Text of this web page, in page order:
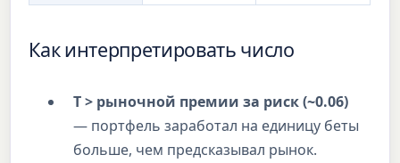
Как интерпретировать число
T > рыночной премии за риск (~0.06)
— портфель заработал на единицу беты
больше, чем предсказывал рынок.